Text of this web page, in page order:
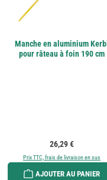
Manche en aluminium Kerbl
pour râteau à foin 190 cm
Prix régulier :
26,29 €
Prix TTC, frais de livraison en sus
AJOUTER AU PANIER